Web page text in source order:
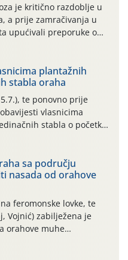
je kritično razdoblje u
a prije zamračivanja u
upućivali preporuke o
od najčešćih
fagnih grinja (23.7., 14.7.,
je zabilježeno je
razdoblje, uz
plantažnih
stabla oraha
te ponovno prije
vlasnicima
stabla o početku
suzbijanja
Već dvanaest dana
udar”, koji naročito
05.8.), jer najviše
[…]
sa području
nasada od orahove
feromonske lovke, te
Vojnić) zabilježena je
orahove muhe
može se objasniti
nasadima s vrlo malim